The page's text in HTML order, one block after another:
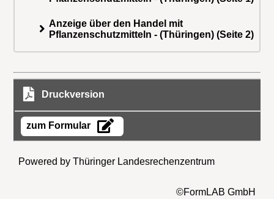
Anzeige über den Handel mit
Pflanzenschutzmitteln - (Thüringen) (Seite 2)
Druckversion
zum Formular
Powered by Thüringer Landesrechenzentrum
©FormLAB GmbH